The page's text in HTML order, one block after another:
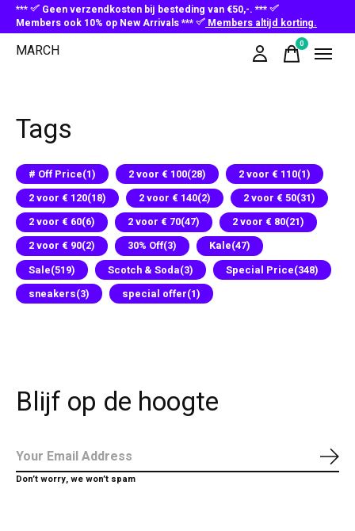
***
Geen verzendkosten bij besteding van €50,-. ***
Members ook 10% op New Arrivals ***
Members altijd korting.
MARCH 0items
Tags
# Off Price(1) 2 voor € 100(28) 2 voor € 110(1)
2 voor € 120(18) 2 voor € 140(2) 2 voor € 50(31)
2 voor € 60(6) 2 voor € 70(47) 2 voor € 80(21)
2 voor € 90(2) 30% Off(3) Kale(47)
Sale(519) Scotch & Soda(3) Special Price(348)
sneakers(3) special offer(1)
Blijf op de hoogte
Don’t worry, we won’t spam